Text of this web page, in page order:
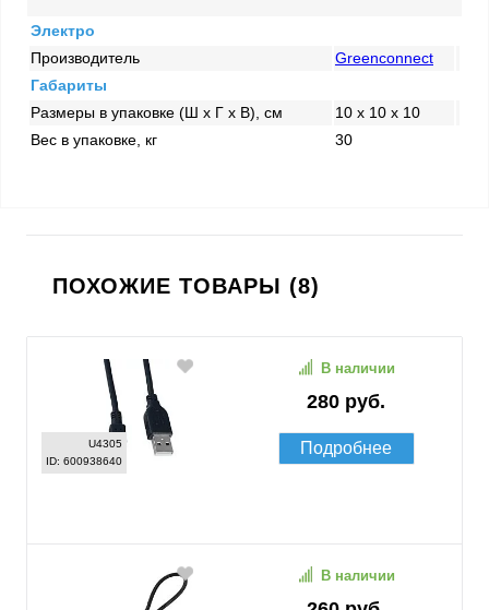
Электро
Производитель
Greenconnect
Габариты
Размеры в упаковке (Ш x Г x В), см
10 x 10 x 10
Вес в упаковке, кг
30
ПОХОЖИЕ ТОВАРЫ (8)
U4305
ID: 600938640
280 руб.
В наличии
Подробнее
В наличии